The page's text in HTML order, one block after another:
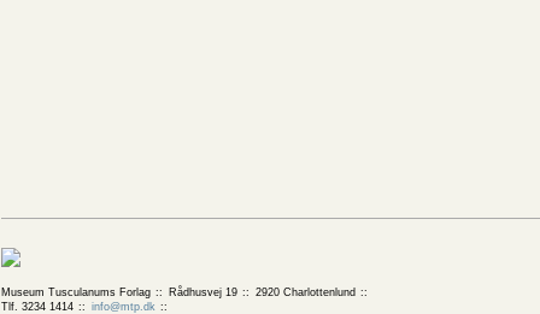
Museum Tusculanums Forlag Rådhusvej 19
2920 Charlottenlund
Tlf. 3234 1414
info@mtp.dk